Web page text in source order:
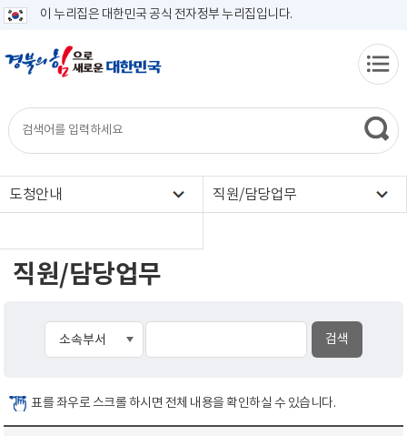
이 누리집은 대한민국 공식 전자정부 누리집입니다.
도청안내 직원/담당업무
직원/담당업무
표를 좌우로 스크롤 하시면 전체 내용을 확인하실 수 있습니다.